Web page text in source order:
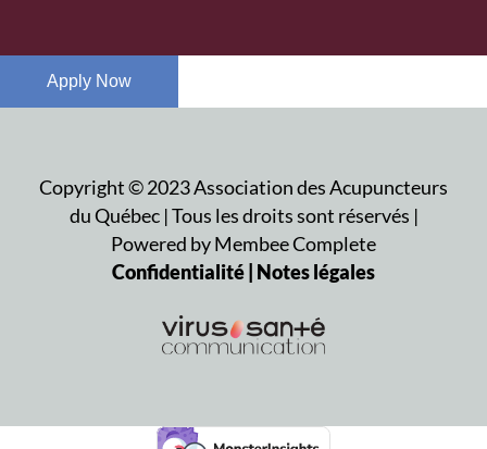
Apply Now
Copyright ©2023Association des Acupuncteurs
du Québec | Tous les droits sont réservés |
Powered by Membee Complete
Confidentialité | Notes légales